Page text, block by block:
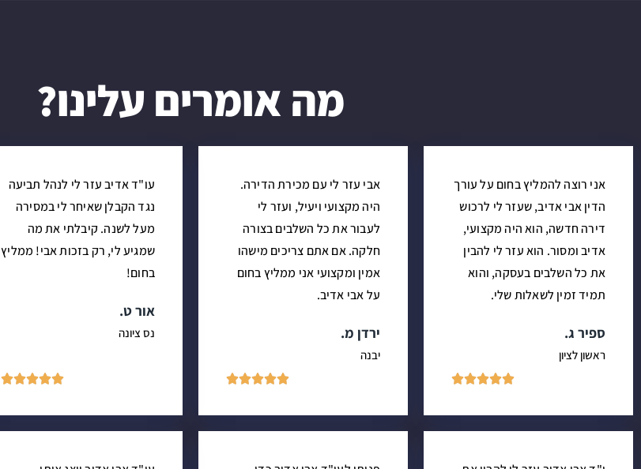
מה אומרים עלינו?
אני רוצה להמליץ בחום על עורך
הדין אבי אדיב, שעזר לי לרכוש
דירה חדשה, הוא היה מקצועי,
אדיב ומסור. הוא עזר לי להבין
את כל השלבים בעסקה, והוא
תמיד זמין לשאלות שלי.
ספיר ג.
ראשון לציון





אבי עזר לי עם מכירת הדירה.
היה מקצועי ויעיל, ועזר לי
לעבור את כל השלבים בצורה
חלקה. אם אתם צריכים מישהו
אמין ומקצועי אני ממליץ בחום
על אבי אדיב.
ירדן מ.
יבנה





עו"ד אדיב עזר לי לנהל תביעה
נגד הקבלן שאיחר לי במסירה
מעל לשנה. קיבלתי את מה
שמגיע לי, רק בזכות אבי! ממליץ
בחום!
אור ט.
נס ציונה




